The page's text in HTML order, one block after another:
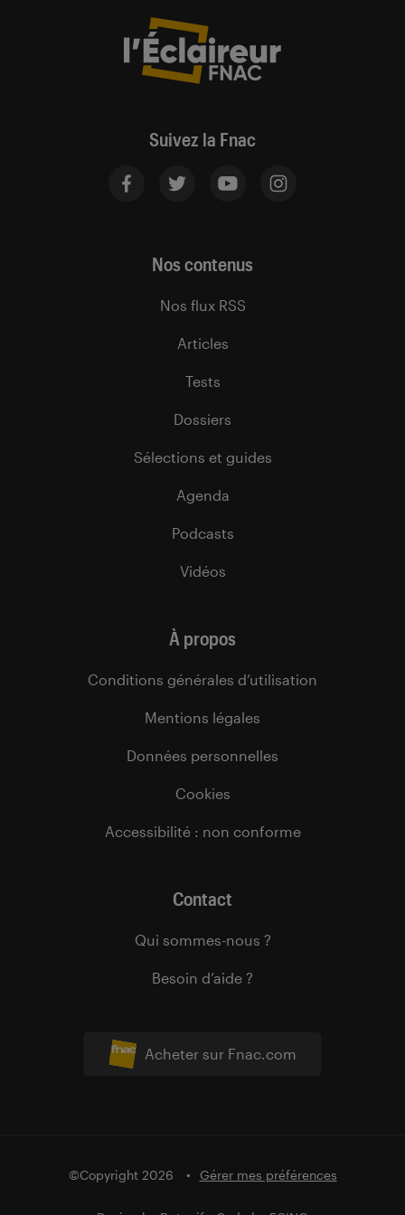
Suivez la Fnac
Acheter sur Fnac.com
Nos contenus
Nos flux RSS
Articles
Tests
Dossiers
Sélections et guides
Agenda
Podcasts
Vidéos
À propos
Conditions générales d’utilisation
Mentions légales
Données personnelles
Cookies
Accessibilité : non conforme
Contact
Qui sommes-nous ?
Besoin d’aide ?
©Copyright 2026 Gérer mes préférences